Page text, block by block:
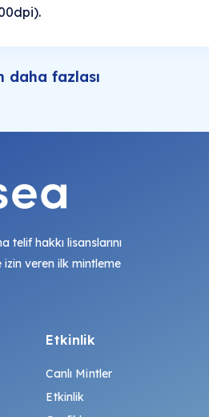
daha fazlası
telif hakkı lisanslarını
veren ilk mintleme
Etkinlik
Canlı Mintler
Etkinlik